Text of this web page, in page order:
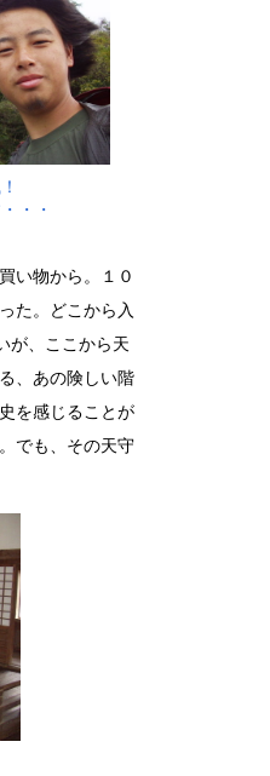
・・
い物から。１０
た。どこから入
が、ここから天
、あの険しい階
を感じることが
でも、その天守